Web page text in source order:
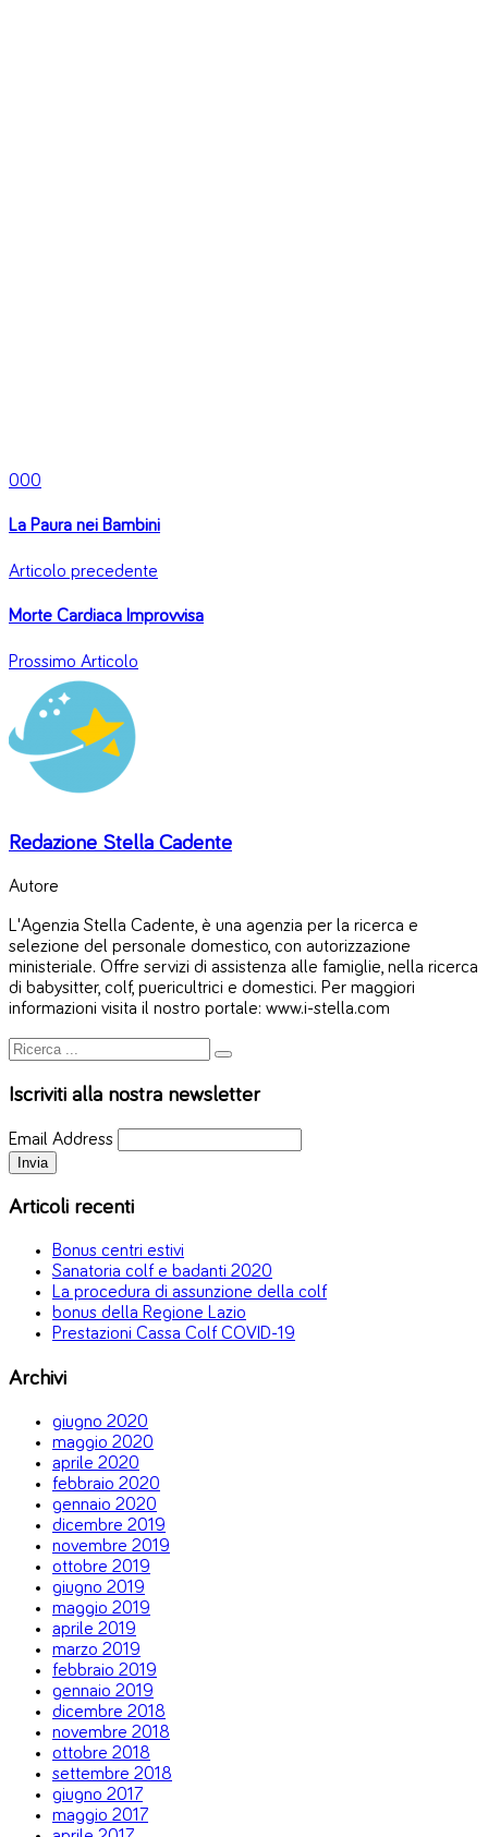
000
La Paura nei Bambini
Articolo precedente
Morte Cardiaca Improvvisa
Prossimo Articolo
Redazione Stella Cadente
Autore
L'Agenzia Stella Cadente, è una agenzia per la ricerca e
selezione del personale domestico, con autorizzazione
ministeriale. Offre servizi di assistenza alle famiglie, nella ricerca
di babysitter, colf, puericultrici e domestici. Per maggiori
informazioni visita il nostro portale: www.i-stella.com
Iscriviti alla nostra newsletter
Email Address
Articoli recenti
Bonus centri estivi
Sanatoria colf e badanti 2020
La procedura di assunzione della colf
bonus della Regione Lazio
Prestazioni Cassa Colf COVID-19
Archivi
giugno 2020
maggio 2020
aprile 2020
febbraio 2020
gennaio 2020
dicembre 2019
novembre 2019
ottobre 2019
giugno 2019
maggio 2019
aprile 2019
marzo 2019
febbraio 2019
gennaio 2019
dicembre 2018
novembre 2018
ottobre 2018
settembre 2018
giugno 2017
maggio 2017